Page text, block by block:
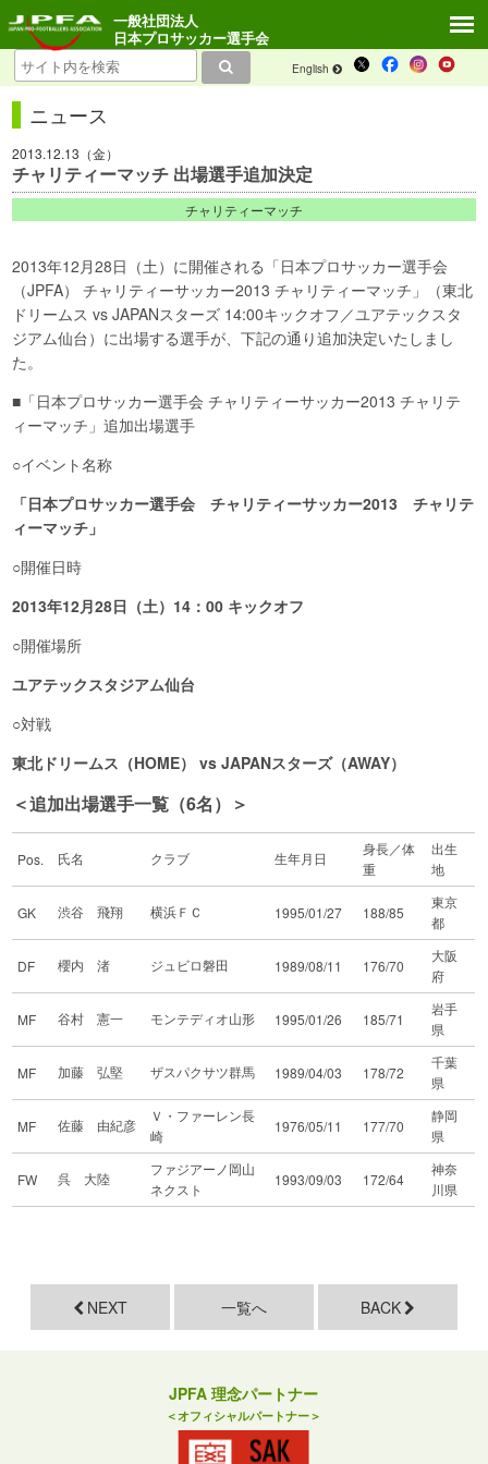
English
一般社団法人
日本プロサッカー選手会
ニュース
2013.12.13（金）
チャリティーマッチ 出場選手追加決定
チャリティーマッチ
2013年12月28日（土）に開催される「日本プロサッカー選手会
（JPFA） チャリティーサッカー2013 チャリティーマッチ」（東北
ドリームス vs JAPANスターズ 14:00キックオフ／ユアテックスタ
ジアム仙台）に出場する選手が、下記の通り追加決定いたしまし
た。
■「日本プロサッカー選手会 チャリティーサッカー2013 チャリテ
ィーマッチ」追加出場選手
○イベント名称
「日本プロサッカー選手会 チャリティーサッカー2013 チャリテ
ィーマッチ」
○開催日時
2013年12月28日（土）14：00 キックオフ
○開催場所
ユアテックスタジアム仙台
○対戦
東北ドリームス（HOME） vs JAPANスターズ（AWAY）
＜追加出場選手一覧（6名）＞
Pos. 氏名 クラブ 生年月日
身長／体
重
出生
地
GK 渋谷 飛翔 横浜ＦＣ 1995/01/27 188/85
東京
都
DF 櫻内 渚 ジュビロ磐田 1989/08/11 176/70
大阪
府
MF 谷村 憲一 モンテディオ山形 1995/01/26 185/71
岩手
県
MF 加藤 弘堅 ザスパクサツ群馬 1989/04/03 178/72
千葉
県
MF 佐藤 由紀彦
Ｖ・ファーレン長
崎
1976/05/11 177/70
静岡
県
FW 呉 大陸
ファジアーノ岡山
ネクスト
1993/09/03 172/64
神奈
川県
NEXT 一覧へ BACK
JPFA 理念パートナー
＜オフィシャルパートナー＞